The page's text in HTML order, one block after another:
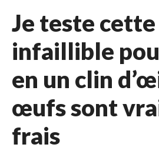
Je teste
infaillible
en un clin
œufs sont
frais